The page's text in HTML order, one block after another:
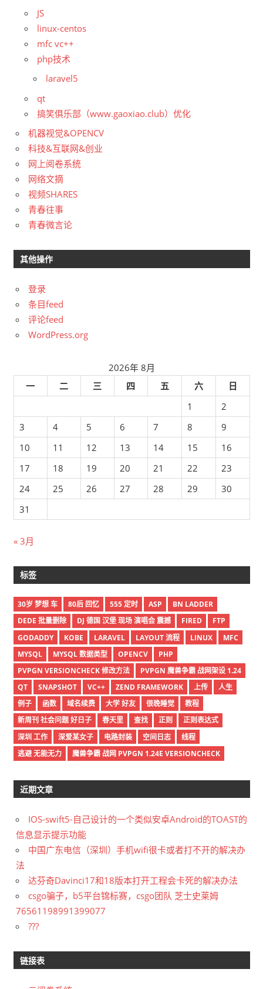
JS
linux-centos
mfc vc++
php技术
laravel5
qt
搞笑俱乐部（www.gaoxiao.club）优化
机器视觉&OPENCV
科技&互联网&创业
网上阅卷系统
网络文摘
视频SHARES
青春往事
青春微言论
其他操作
登录
条目feed
评论feed
WordPress.org
2026年 8月
一
二 三 四 五 六
日
1
2
3
4 5 6 7 8
9
10
11 12 13 14 15
16
17
18 19 20 21 22
23
24
25 26 27 28 29
30
31
« 3月
标签
30岁 梦想 车 80后 回忆 555 定时 ASP
BN LADDER
DEDE 批量删除
DJ 德国 汉堡 现场 演唱会 震撼 FIRED
FTP
GODADDY
KOBE LARAVEL LAYOUT 流程 LINUX
MFC
MYSQL
MYSQL 数据类型 OPENCV
PHP
PVPGN VERSIONCHECK 修改方法
PVPGN 魔兽争霸 战网架设 1.24
QT
SNAPSHOT VC++ ZEND FRAMEWORK 上传
人生
例子
函数 域名续费 大学 好友 很晚睡觉
教程
新周刊 社会问题 好日子
春天里 查找 正则
正则表达式
深圳 工作
深爱某女子 电路封装 空间日志
线程
逃避 无能无力
魔兽争霸 战网 PVPGN 1.24E VERSIONCHECK
近期文章
IOS-swift5-自己设计的一个类似安卓Android的TOAST的
信息显示提示功能
中国广东电信（深圳）手机wifi很卡或者打不开的解决办
法
达芬奇Davinci17和18版本打开工程会卡死的解决办法
csgo骗子，b5平台锦标赛，csgo团队 芝士史莱姆
76561198991399077
???
链接表